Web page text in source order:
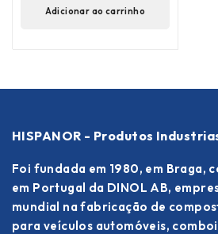
Adicionar ao carrinho
HISPANOR - Produtos
Foi fundada em 1980, em Braga,
em Portugal da DINOL AB,
mundial na fabricação de
para veículos automóveis,